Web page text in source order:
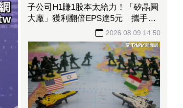
子公司H1賺1股本太給力！「矽晶圓
大廠」獲利翻倍EPS達5元 攜手聯
合再生搶攻太陽能商機2026.08.09 14:50